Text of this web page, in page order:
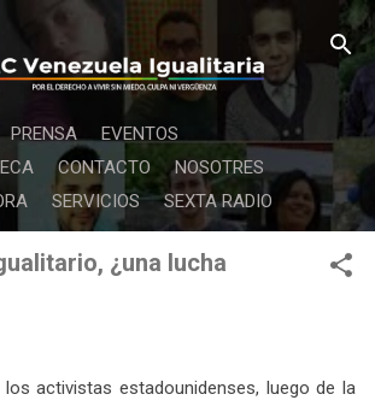
Ir al contenido principal
PRENSA
EVENTOS
CONTACTO
NOSOTRES
SERVICIOS SEXTA RADIO
¿una lucha
activistas estadounidenses, luego de la